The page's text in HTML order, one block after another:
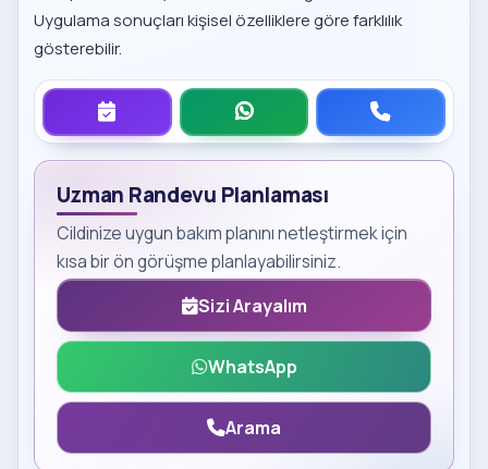
Uygulama sonuçları kişisel özelliklere göre farklılık
gösterebilir.
Uzman Randevu Planlaması
Cildinize uygun bakım planını netleştirmek için
kısa bir ön görüşme planlayabilirsiniz.
Sizi Arayalım
WhatsApp
Arama